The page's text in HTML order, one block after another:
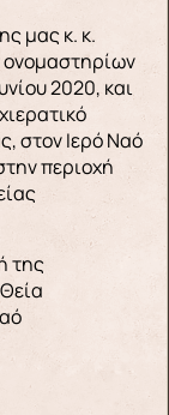
μας κ. κ.
ονομαστηρίων
2020, και
στον Ιερό Ναό
περιοχή
της